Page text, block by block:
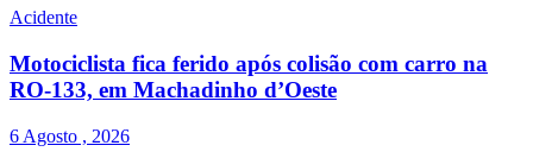
Acidente
Motociclista fica ferido após colisão com carro na
RO-133, em Machadinho d’Oeste
6 Agosto , 2026